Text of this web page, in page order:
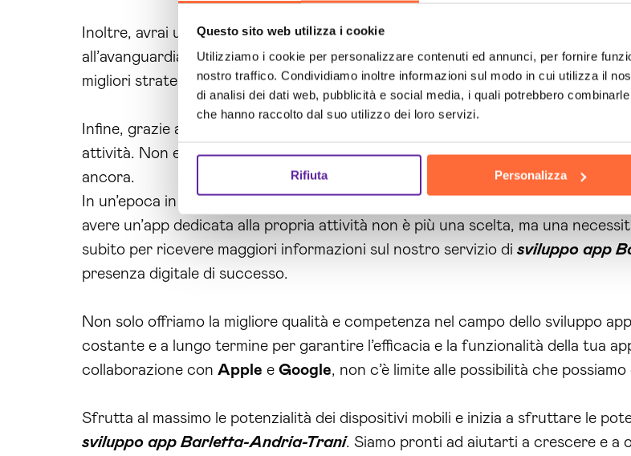
Questo sito web utilizza i cookie
Utilizziamo i cookie per personalizzare contenuti ed annunci, per fornire
nostro traffico. Condividiamo inoltre informazioni sul modo in cui utilizza il
di analisi dei dati web, pubblicità e social media, i quali potrebbero
che hanno raccolto dal suo utilizzo dei loro servizi.
Rifiuta Personalizza
Inoltre, avrai un vantaggio competitivo sul mercato, distinguendoti dalla
all’avanguardia. Grazie al costante monitoraggio e aggiornamento delle
migliori strategie di marketing da adottare per promuovere la tua app e
Infine, grazie alla
e sviluppo di app personalizzate, avrai un
attività. Non esitare, scegli il nostro servizio disviluppo app Barletta-
ancora.
In un’epoca in cui la tecnologia avanza rapidamente e sempre più persone
avere un’app dedicata alla propria attività non è più una scelta, ma una
subito per ricevere maggiori informazioni sul nostro servizio di sviluppo app
presenza digitale di successo.
Non solo offriamo la migliore qualità e competenza nel campo dello sviluppo
costante e a lungo termine per garantire l’efficacia e la funzionalità della tua
collaborazione con Apple e Google, non c’è limite alle possibilità che
Sfrutta al massimo le potenzialità dei dispositivi mobili e inizia a sfruttare le
sviluppo app Barletta-Andria-Trani. Siamo pronti ad aiutarti a crescere e a